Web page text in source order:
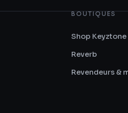
BOUTIQUES
Shop Keyztone
Reverb
Revendeurs &